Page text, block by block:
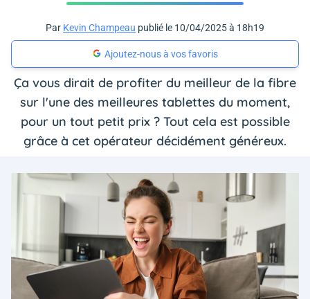
Par Kevin Champeau publié le 10/04/2025 à 18h19
Ajoutez-nous à vos favoris
Ça vous dirait de profiter du meilleur de la fibre
sur l'une des meilleures tablettes du moment,
pour un tout petit prix ? Tout cela est possible
grâce à cet opérateur décidément généreux.